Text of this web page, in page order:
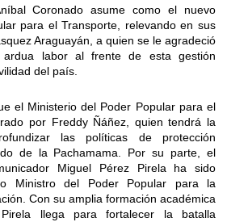
Coronado asume como el nuevo
para el Transporte, relevando en sus
Araguayán, a quien se le agradeció
labor al frente de esta gestión
del país.
el Ministerio del Poder Popular para el
por Freddy Ñáñez, quien tendrá la
las políticas de protección
de la Pachamama. Por su parte, el
Miguel Pérez Pirela ha sido
Ministro del Poder Popular para la
Con su amplia formación académica
llega para fortalecer la batalla